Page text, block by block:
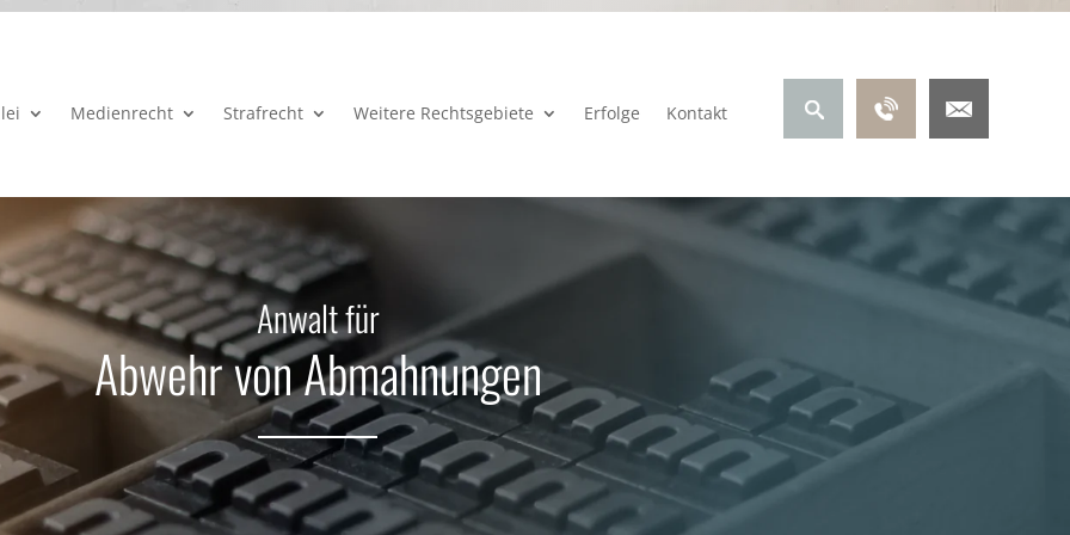
Medienrecht Strafrecht Weitere Rechtsgebiete Erfolge Kontakt
Anwalt für
Abwehr von Abmahnungen